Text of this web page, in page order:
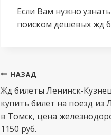
Если Вам нужно
поиском дешевых жд
Навигация
по
записям
НАЗАД
Жд билеты Ленинск-
купить билет на поезд из
в Томск, цена
1150 руб.